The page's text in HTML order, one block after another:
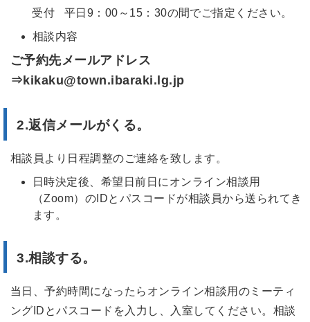
受付 平日9：00～15：30の間でご指定ください。
相談内容
ご予約先メールアドレス
⇒kikaku@town.ibaraki.lg.jp
2.返信メールがくる。
相談員より日程調整のご連絡を致します。
日時決定後、希望日前日にオンライン相談用
（Zoom）のIDとパスコードが相談員から送られてき
ます。
3.相談する。
当日、予約時間になったらオンライン相談用のミーティ
ングIDとパスコードを入力し、入室してください。相談